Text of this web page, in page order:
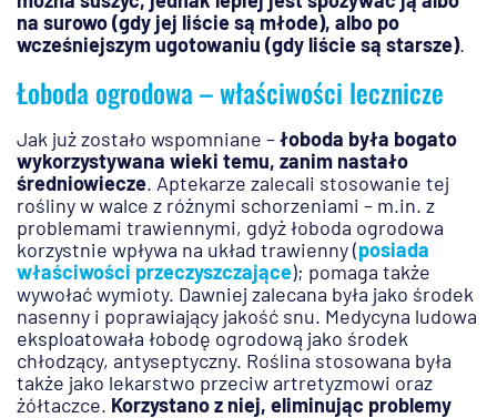
na surowo (gdy jej liście są młode), albo po
wcześniejszym ugotowaniu (gdy liście są starsze).
Łoboda ogrodowa – właściwości lecznicze
Jak już zostało wspomniane –łoboda była bogato
wykorzystywana wieki temu, zanim nastało
średniowiecze. Aptekarze zalecali stosowanie tej
rośliny w walce z różnymi schorzeniami – m.in. z
problemami trawiennymi, gdyż łoboda ogrodowa
korzystnie wpływa na układ trawienny (posiada
właściwości przeczyszczające); pomaga także
wywołać wymioty. Dawniej zalecana była jako środek
nasenny i poprawiający jakość snu. Medycyna ludowa
eksploatowała łobodę ogrodową jako środek
chłodzący, antyseptyczny. Roślina stosowana była
także jako lekarstwo przeciw artretyzmowi oraz
żółtaczce. Korzystano z niej, eliminując problemy